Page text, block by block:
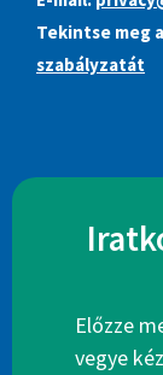
Tekintse meg
szabályzatát
Előzze
vegye